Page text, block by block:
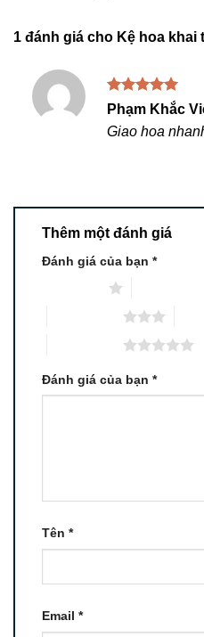
1 đánh giá cho Kệ hoa khai
Được xếp
hạng
sao
Phạm Khắc
Giao hoa
Thêm một đánh giá
Đánh giá của bạn *
Đánh giá của bạn *
Tên *
Email *